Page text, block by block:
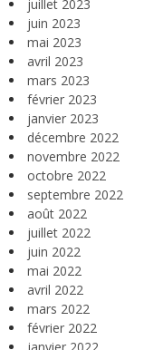
juillet 2023
juin 2023
mai 2023
avril 2023
mars 2023
février 2023
janvier 2023
décembre 2022
novembre 2022
octobre 2022
septembre 2022
août 2022
juillet 2022
juin 2022
mai 2022
avril 2022
mars 2022
février 2022
janvier 2022